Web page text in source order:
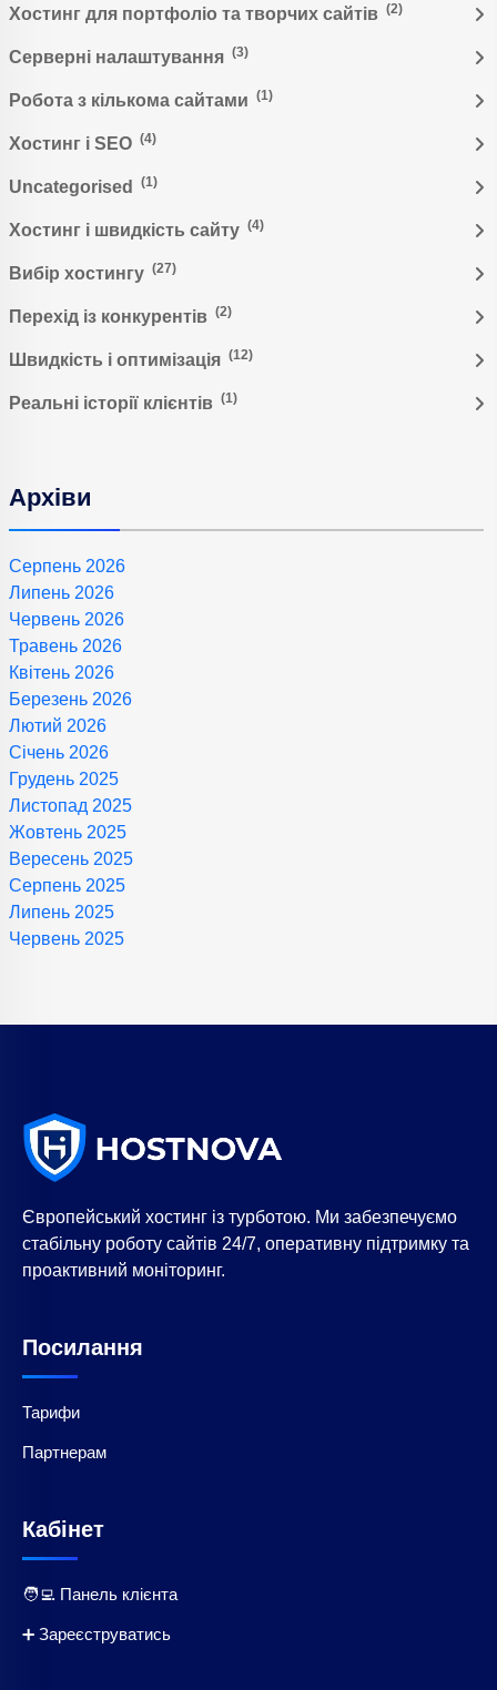
Хостинг для портфоліо та творчих сайтів (2)
Серверні налаштування (3)
Робота з кількома сайтами (1)
Хостинг і SEO (4)
Uncategorised (1)
Хостинг і швидкість сайту (4)
Вибір хостингу (27)
Перехід із конкурентів (2)
Швидкість і оптимізація (12)
Реальні історії клієнтів (1)
Архіви
Серпень 2026
Липень 2026
Червень 2026
Травень 2026
Квітень 2026
Березень 2026
Лютий 2026
Січень 2026
Грудень 2025
Листопад 2025
Жовтень 2025
Вересень 2025
Серпень 2025
Липень 2025
Червень 2025
Європейський хостинг із турботою. Ми забезпечуємо
стабільну роботу сайтів 24/7, оперативну підтримку та
проактивний моніторинг.
Посилання
Тарифи
Партнерам
Кабінет
🧑‍💻 Панель клієнта
➕ Зареєструватись